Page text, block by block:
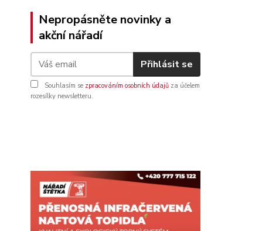
Nepropásněte novinky a
akční nářadí
Přihlásit se
Souhlasím se zpracováním osobních údajů za účelem
rozesílky newsletteru.